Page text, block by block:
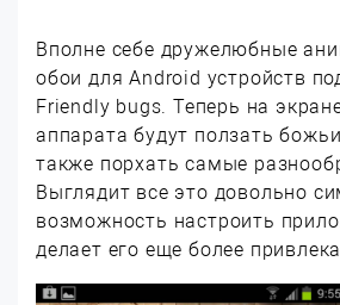
Вполне себе дружелюбные
обои для Android устройств
Friendly bugs. Теперь на
аппарата будут ползать
также порхать самые
Выглядит все это довольно
возможность настроить
делает его еще более